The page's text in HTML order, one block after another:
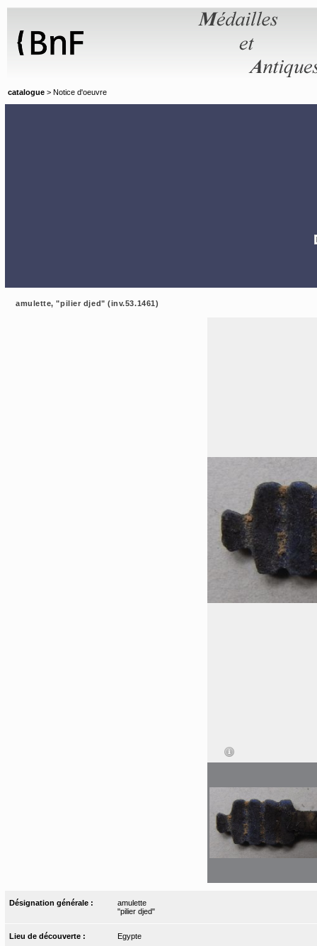
catalogue > Notice d'oeuvre
amulette, "pilier djed" (inv.53.1461)
Désignation générale :
amulette
"pilier djed"
Lieu de découverte : Egypte